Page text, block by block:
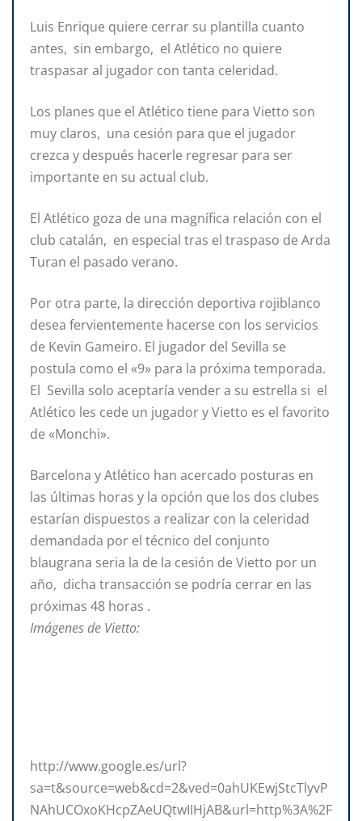
Luis Enrique quiere cerrar su plantilla cuanto
antes, sin embargo, el Atlético no quiere
traspasar al jugador con tanta celeridad.
Los planes que el Atlético tiene para Vietto son
muy claros, una cesión para que el jugador
crezca y después hacerle regresar para ser
importante en su actual club.
El Atlético goza de una magnífica relación con el
club catalán, en especial tras el traspaso de Arda
Turan el pasado verano.
Por otra parte, la dirección deportiva rojiblanco
desea fervientemente hacerse con los servicios
de Kevin Gameiro. El jugador del Sevilla se
postula como el «9» para la próxima temporada.
El Sevilla solo aceptaría vender a su estrella si el
Atlético les cede un jugador y Vietto es el favorito
de «Monchi».
Barcelona y Atlético han acercado posturas en
las últimas horas y la opción que los dos clubes
estarían dispuestos a realizar con la celeridad
demandada por el técnico del conjunto
blaugrana seria la de la cesión de Vietto por un
año, dicha transacción se podría cerrar en las
próximas 48 horas .
Imágenes de Vietto:
http://www.google.es/url?
sa=t&source=web&cd=2&ved=0ahUKEwjStcTlyvP
NAhUCOxoKHcpZAeUQtwIIHjAB&url=http%3A%2F